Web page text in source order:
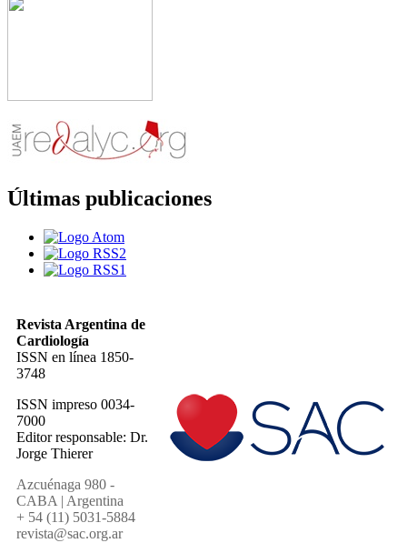
Últimas publicaciones
Revista Argentina de
Cardiología
ISSN en línea 1850-
3748
ISSN impreso 0034-
7000
Editor responsable: Dr.
Jorge Thierer
Azcuénaga 980 -
CABA | Argentina
+ 54 (11) 5031-5884
revista@sac.org.ar